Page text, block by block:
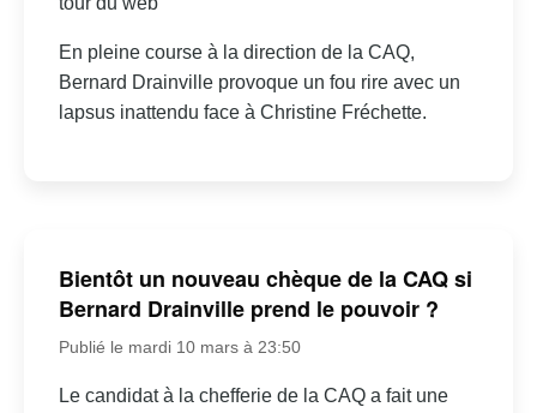
En pleine course à la direction de la CAQ,
Bernard Drainville provoque un fou rire avec un
lapsus inattendu face à Christine Fréchette.
Bientôt un nouveau chèque de la CAQ si
Bernard Drainville prend le pouvoir ?
Publié le mardi 10 mars à 23:50
Le candidat à la chefferie de la CAQ a fait une